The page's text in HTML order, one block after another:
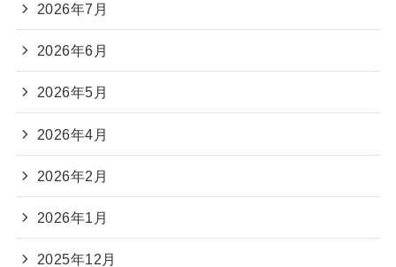
2026年7月
2026年6月
2026年5月
2026年4月
2026年2月
2026年1月
2025年12月